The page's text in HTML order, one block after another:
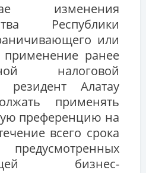
изменения
Республики
или
ранее
налоговой
резидент Алатау
применять
преференцию на
всего срока
бизнес-